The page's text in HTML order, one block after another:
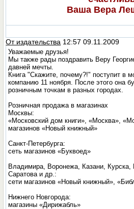
Ваша Вера
От издательства 12:57 09.11.2009
Уважаемые друзья!
Мы также рады поздравить Веру
давней мечты.
Книга "Скажите, почему?!" поступит в
компанию 11 ноября. После этого она
розничным точкам в разных городах.
Розничная продажа в магазинах
Москвы:
«Московский дом книги», «Москва»,
магазинов «Новый книжный»
Санкт-Петербурга:
сеть магазинов «Буквоед»
Владимира, Воронежа, Казани, Курска,
Саратова и др.:
сети магазинов «Новый книжный»,
Нижнего Новгорода:
магазины «Дирижабль»